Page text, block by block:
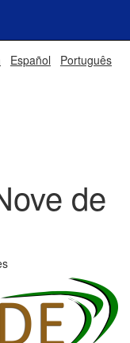
Español Português
de